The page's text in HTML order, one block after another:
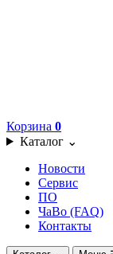
Корзина 0
Каталог ⌄
Новости
Сервис
ПО
ЧаВо (FAQ)
Контакты